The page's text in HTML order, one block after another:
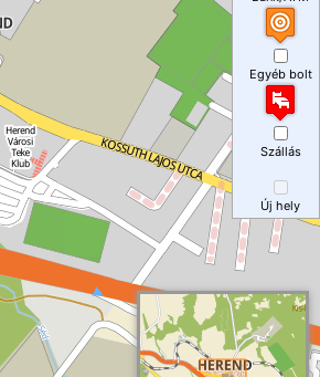
Egyéb bolt
Szállás
Új hely